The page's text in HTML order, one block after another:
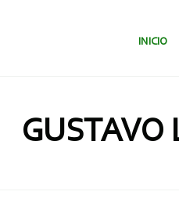
SALTAR
INICIO
GUSTAVO